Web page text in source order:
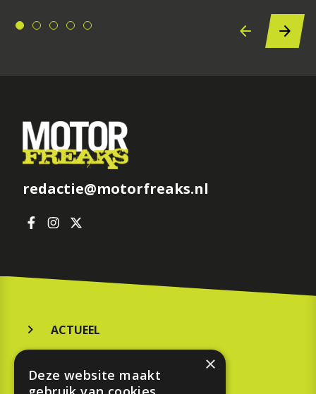
redactie@motorfreaks.nl
ACTUEEL
KOOPGIDS
×
Deze website maakt